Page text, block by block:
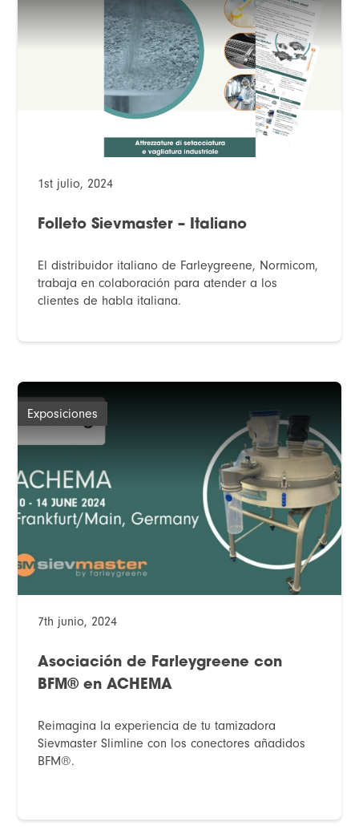
1st julio, 2024
Folleto Sievmaster – Italiano
El distribuidor italiano de Farleygreene, Normicom,
trabaja en colaboración para atender a los
clientes de habla italiana.
Exposiciones
7th junio, 2024
Asociación de Farleygreene con
BFM® en ACHEMA
Reimagina la experiencia de tu tamizadora
Sievmaster Slimline con los conectores añadidos
BFM®️.